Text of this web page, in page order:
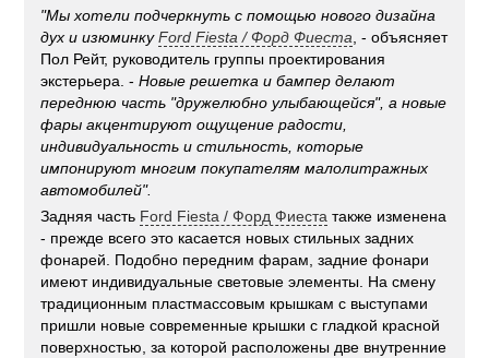
"Мы хотели подчеркнуть с помощью нового дизайна
дух и изюминкуFord Fiesta /Форд Фиеста , - объясняет
Пол Рейт, руководитель группы проектирования
экстерьера. -Новые решетка и бампер делают
переднюю часть "дружелюбно улыбающейся", а новые
фары акцентируют ощущение радости,
индивидуальность и стильность, которые
импонируют многим покупателям малолитражных
автомобилей".
Задняя часть Ford Fiesta / Форд Фиеста также изменена
- прежде всего это касается новых стильных задних
фонарей. Подобно передним фарам, задние фонари
имеют индивидуальные световые элементы. На смену
традиционным пластмассовым крышкам с выступами
пришли новые современные крышки с гладкой красной
поверхностью, за которой расположены две внутренние